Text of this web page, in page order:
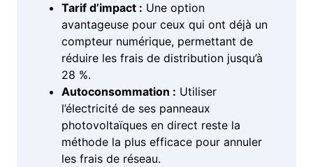
Tarif d’impact : Une option
avantageuse pour ceux qui ont déjà un
compteur numérique, permettant de
réduire les frais de distribution jusqu’à
28 %.
Autoconsommation : Utiliser
l’électricité de ses panneaux
photovoltaïques en direct reste la
méthode la plus efficace pour annuler
les frais de réseau.